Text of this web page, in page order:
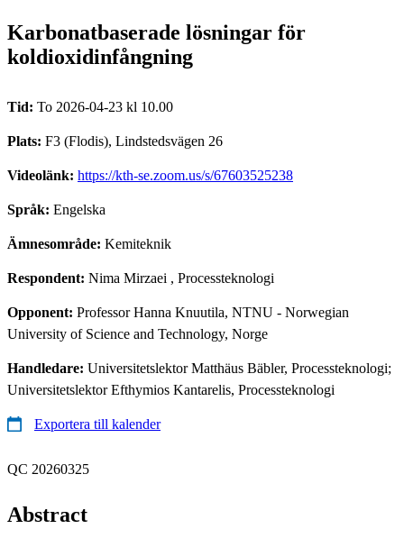
Karbonatbaserade lösningar för
koldioxidinfångning
Tid: To 2026-04-23 kl 10.00
Plats: F3 (Flodis), Lindstedsvägen 26
Videolänk: https://kth-se.zoom.us/s/67603525238
Språk: Engelska
Ämnesområde: Kemiteknik
Respondent: Nima Mirzaei , Processteknologi
Opponent: Professor Hanna Knuutila, NTNU - Norwegian
University of Science and Technology, Norge
Handledare: Universitetslektor Matthäus Bäbler, Processteknologi;
Universitetslektor Efthymios Kantarelis, Processteknologi
Exportera till kalender
QC 20260325
Abstract